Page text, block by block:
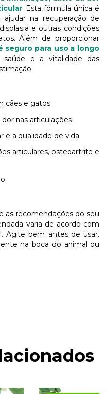
. Esta fórmula única é
na recuperação de
e outras condições
Além de proporcionar
seguro para uso a longo
e a vitalidade das
cães e gatos
nas articulações
e a qualidade de vida
articulares, osteoartrite e
as recomendações do seu
varia de acordo com
Agite bem antes de usar.
na boca do animal ou